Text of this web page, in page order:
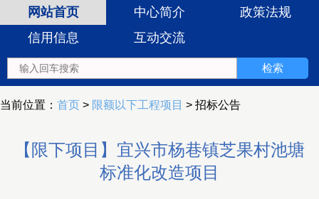
网站首页 中心简介
政策法规
信用信息
互动交流
当前位置： 首页 > 限额以下工程项目 > 招标公告
【限下项目】宜兴市杨巷镇芝果村池塘
标准化改造项目